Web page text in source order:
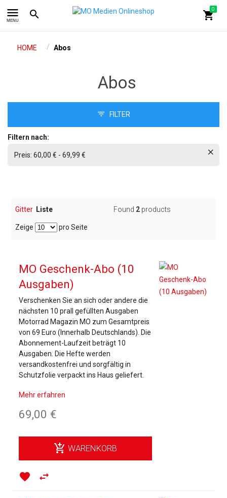
menu
MENU
search shopping_cart
0
HOME / Abos
Abos
Filtern nach:
Preis: 60,00 € - 69,99 €
FILTER
Gitter Liste Found 2 products
Zeige pro Seite
MO Geschenk-Abo (10
Ausgaben)
Verschenken Sie an sich oder andere die
nächsten 10 prall gefüllten Ausgaben
Motorrad Magazin MO zum Gesamtpreis
von 69 Euro (Innerhalb Deutschlands). Die
Abonnement-Laufzeit beträgt 10
Ausgaben. Die Hefte werden
versandkostenfrei und sorgfältig in
Schutzfolie verpackt ins Haus geliefert.
Mehr erfahren
69,00 €
add_shopping_cart WARENKORB
favorite swap_horiz